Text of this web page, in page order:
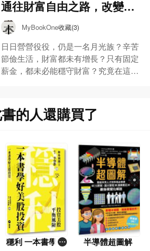
通往財富自由之路，改變人
生的理財貼士
MyBookOne收藏(3)
日日營營役役，仍是一名月光族？辛苦
節儉生活，財富都未有增長？只有固定
薪金，都未必能穩守財富？究竟在這個
選書單教大家通往財富自由之路，收集
改變人生的理財貼士！書單分享多位作
活、工作、退休計劃等不同範疇，娓娓
道來多個必讀理財術，讓大家掌握致富
觀念，改變人生！
的人還購買了
穩利 一本書學好
半導體超圖解